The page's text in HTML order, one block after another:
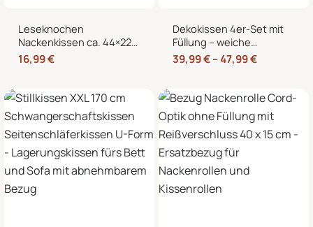
Leseknochen
Nackenkissen ca. 44×22
cm – Knochenkissen
Lesekissen zum Lesen
und Bett
16,99€
Dekokissen 4er-Set mit
Füllung – weiche
Zierkissen für Sofa und
Couch, 40×40, 45×45
39,99€–47,99€